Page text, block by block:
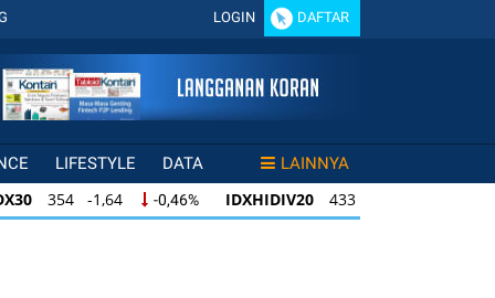
LOGIN DAFTAR
LIFESTYLE DATA LAINNYA
354 -1,64 -0,46% IDXHIDIV20 433 -1,50
354 -1,64 -0,46% IDXHIDIV20 433 -1,50